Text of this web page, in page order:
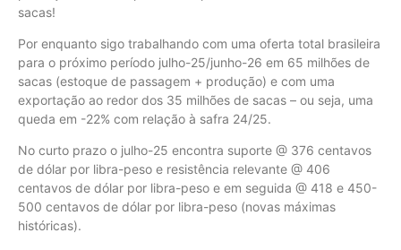
sacas!
Por enquanto sigo trabalhando com uma oferta total brasileira
para o próximo período julho-25/junho-26 em 65 milhões de
sacas (estoque de passagem + produção) e com uma
exportação ao redor dos 35 milhões de sacas – ou seja, uma
queda em -22% com relação à safra 24/25.
No curto prazo o julho-25 encontra suporte @ 376 centavos
de dólar por libra-peso e resistência relevante @ 406
centavos de dólar por libra-peso e em seguida @ 418 e 450-
500 centavos de dólar por libra-peso (novas máximas
históricas).